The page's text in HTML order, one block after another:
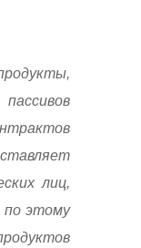
лиц,
по этому